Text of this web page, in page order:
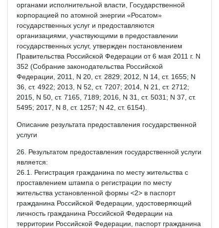
органами исполнительной власти, Государственной
корпорацией по атомной энергии «Росатом»
государственных услуг и предоставляются
организациями, участвующими в предоставлении
государственных услуг, утвержден постановлением
Правительства Российской Федерации от 6 мая 2011 г. N
352 (Собрание законодательства Российской
Федерации, 2011, N 20, ст. 2829; 2012, N 14, ст. 1655; N
36, ст. 4922; 2013, N 52, ст. 7207; 2014, N 21, ст. 2712;
2015, N 50, ст. 7165, 7189; 2016, N 31, ст. 5031; N 37, ст.
5495; 2017, N 8, ст. 1257; N 42, ст. 6154).
Описание результата предоставления государственной
услуги
26. Результатом предоставления государственной услуги
является:
26.1. Регистрация гражданина по месту жительства с
проставлением штампа о регистрации по месту
жительства установленной формы <2> в паспорт
гражданина Российской Федерации, удостоверяющий
личность гражданина Российской Федерации на
территории Российской Федерации, паспорт гражданина